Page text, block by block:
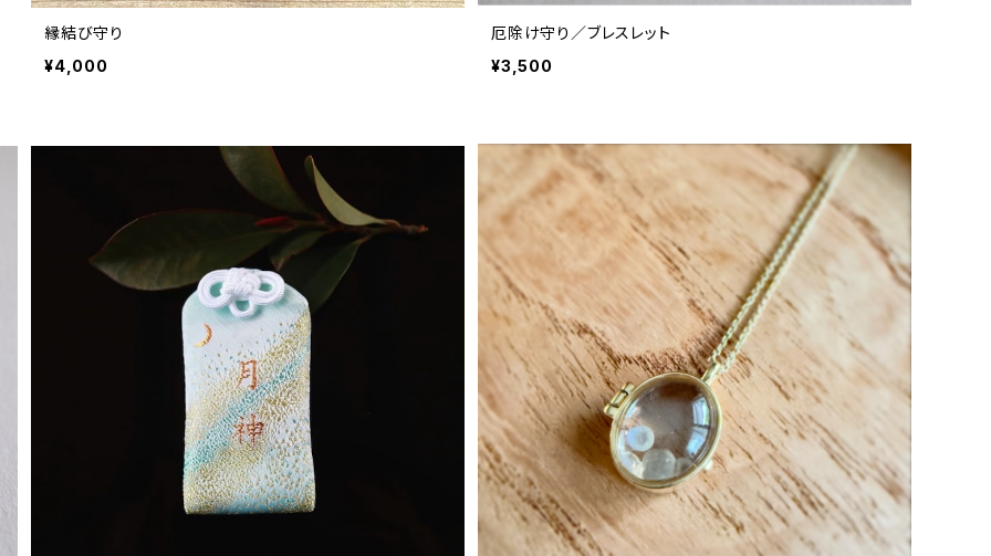
縁結び守り
¥4,000
厄除け守り／ブレスレット
¥3,500